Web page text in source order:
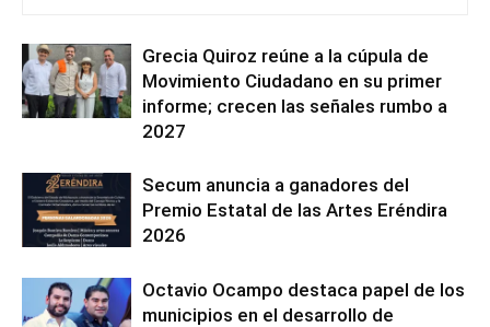
Grecia Quiroz reúne a la cúpula de
Movimiento Ciudadano en su primer
informe; crecen las señales rumbo a
2027
Secum anuncia a ganadores del
Premio Estatal de las Artes Eréndira
2026
Octavio Ocampo destaca papel de los
municipios en el desarrollo de